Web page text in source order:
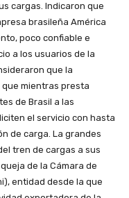
cargas. Indicaron que
brasileña América
poco confiable e
a los usuarios de la
que la
mientras presta
de Brasil a las
el servicio con hasta
de carga. La grandes
tren de cargas a sus
de la Cámara de
entidad desde la que